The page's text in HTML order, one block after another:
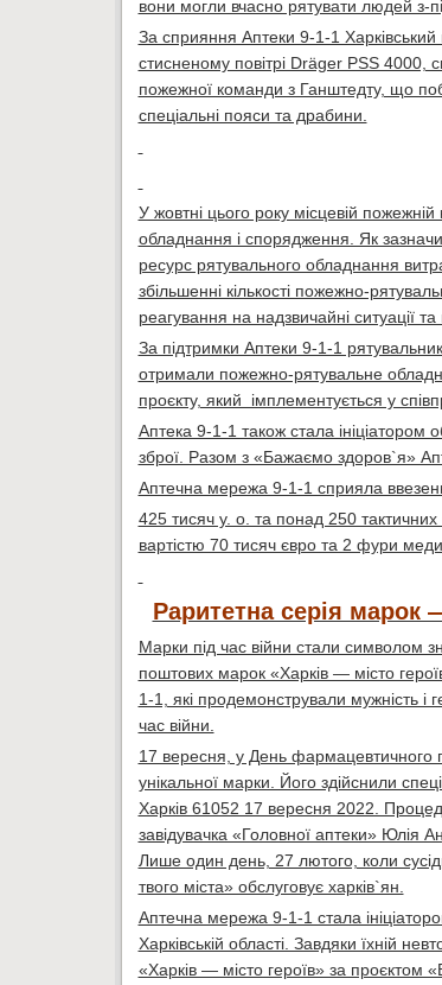
вони могли вчасно рятувати людей з-
За сприяння Аптеки 9-1-1 Харківський
стисненому повітрі Dräger PSS 4000,
пожежної команди з Ганштедту, що
спеціальні пояси та драбини.
У жовтні цього року місцевій
обладнання і спорядження. Як
ресурс рятувального обладнання
збільшенні кількості пожежно-
реагування на надзвичайні ситуації
За підтримки Аптеки 9-1-1
отримали пожежно-рятувальне
проєкту, який імплементується у
Аптека 9-1-1 також стала
зброї. Разом з «Бажаємо здоров`я»
Аптечна мережа 9-1-1 сприяла
425 тисяч у. о. та понад 250
вартістю 70 тисяч євро та 2 фури
Раритетна серія марок
Марки під час війни стали символом
поштових марок «Харків — місто
1-1, які продемонстрували мужність і
час війни.
17 вересня, у День фармацевтичного
унікальної марки. Його здійснили
Харків 61052 17 вересня 2022.
завідувачка «Головної аптеки» Юлія
Лише один день, 27 лютого, коли
твого міста» обслуговує харків`ян.
Аптечна мережа 9-1-1 стала
Харківській області. Завдяки їхній
«Харків — місто героїв» за проєктом